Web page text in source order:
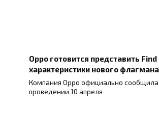
Oppo готовится представить
характеристики нового флагмана
Компания Oppo официально сообщила
проведении 10 апреля